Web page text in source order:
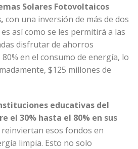
Solares Fotovoltaicos
con una inversión de más de dos
así como se les permitirá a las
disfrutar de ahorros
en el consumo de energía, lo
$125 millones de
educativas del
el 30% hasta el 80% en sus
reinviertan esos fondos en
limpia. Esto no solo